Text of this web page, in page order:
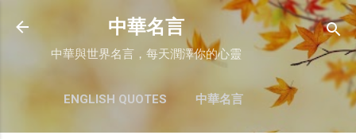
跳至主要內容
中華名言
中華與世界名言，每天潤澤你的心靈
ENGLISH QUOTES 中華名言